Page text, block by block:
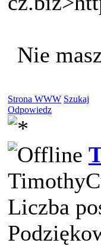
Nie
Strona WWW Szukaj
Odpowiedz
Liczba